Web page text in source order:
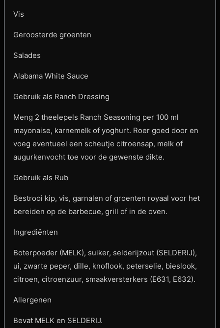
Vis
Geroosterde groenten
Salades
Alabama White Sauce
Gebruik als Ranch Dressing
Meng 2 theelepels Ranch Seasoning per 100 ml
mayonaise, karnemelk of yoghurt. Roer goed door en
voeg eventueel een scheutje citroensap, melk of
augurkenvocht toe voor de gewenste dikte.
Gebruik als Rub
Bestrooi kip, vis, garnalen of groenten royaal voor het
bereiden op de barbecue, grill of in de oven.
Ingrediënten
Boterpoeder (MELK), suiker, selderijzout (SELDERIJ),
ui, zwarte peper, dille, knoflook, peterselie, bieslook,
citroen, citroenzuur, smaakversterkers (E631, E632).
Allergenen
Bevat MELK en SELDERIJ.